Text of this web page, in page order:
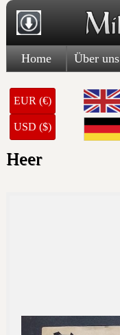
Home Über uns
EUR (€)
USD ($)
Heer